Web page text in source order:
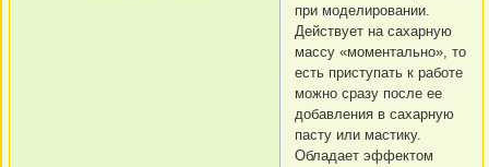
при моделировании.
Действует на сахарную
массу «моментально», то
есть приступать к работе
можно сразу после ее
добавления в сахарную
пасту или мастику.
Обладает эффектом